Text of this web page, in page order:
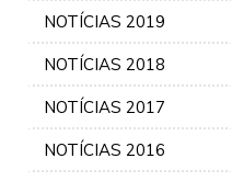
NOTÍCIAS 2019
NOTÍCIAS 2018
NOTÍCIAS 2017
NOTÍCIAS 2016